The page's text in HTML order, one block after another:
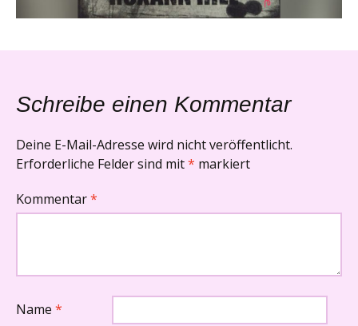
Schreibe einen Kommentar
Deine E-Mail-Adresse wird nicht veröffentlicht.
Erforderliche Felder sind mit* markiert
Kommentar*
Name *